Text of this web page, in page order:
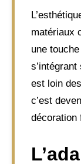
matériaux
une
est loin
c’est
décoration